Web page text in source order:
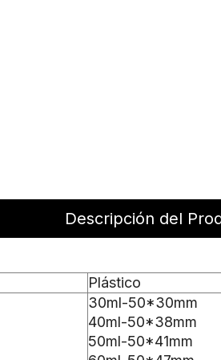
Descripción del
Plástico
30ml-50*30mm
40ml-50*38mm
50ml-50*41mm